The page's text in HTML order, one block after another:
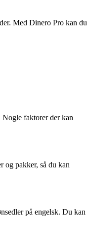
Med Dinero Pro kan du
faktorer der kan
og pakker, så du kan
på engelsk. Du kan